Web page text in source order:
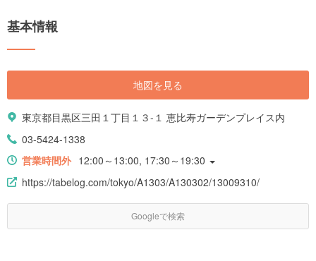
てご紹介します。
基本情報
地図を見る
東京都目黒区三田１丁目１３-１ 恵比寿ガーデンプレイス内
03-5424-1338
営業時間外 12:00～13:00, 17:30～19:30
https://tabelog.com/tokyo/A1303/A130302/13009310/
Googleで検索